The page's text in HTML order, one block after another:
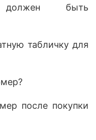
быть
табличку для
после покупки